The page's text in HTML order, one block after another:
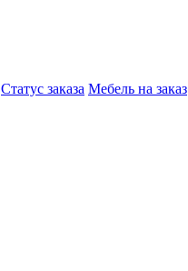
Статус заказа Мебель на заказ